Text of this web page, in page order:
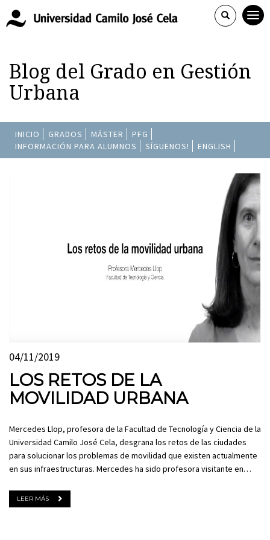
Blog del Grado en Gestión
Urbana
INICIO GRADOS MÁSTER
PFG
INFORMACIÓN PARA ALUMNOS
SÍGUENOS! ENGLISH
04/11/2019
LOS RETOS DE LA
MOVILIDAD URBANA
Mercedes Llop, profesora de la Facultad de Tecnología y Ciencia de la
Universidad Camilo José Cela, desgrana los retos de las ciudades
para solucionar los problemas de movilidad que existen actualmente
en sus infraestructuras. Mercedes ha sido profesora visitante en…
LEER MÁS